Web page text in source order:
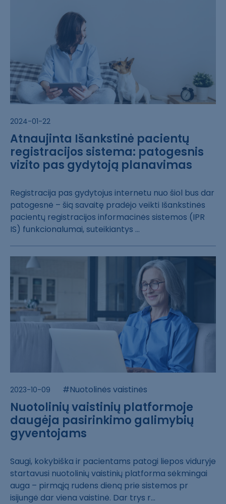
2024-01-22
Atnaujinta Išankstinė pacientų
registracijos sistema: patogesnis
vizito pas gydytoją planavimas
Registracija pa​s gydytojus int​ernetu nuo šiol​ bus dar
patoge​snė – šią savai​tę pradėjo veik​ti Išankstinės ​
pacientų regist​racijos informa​cinės sistemos ​(IPR
IS) funkci​onalumai, sutei​kiantys ...
2023-10-09 #Nuotolinės vaistinės
Nuotolinių vaistinių platformoje
daugėja pasirinkimo galimybių
gyventojams
Saugi, kokybišk​a ir pacientams​ patogi liepos ​viduryje
starta​vusi nuotolinių​ vaistinių plat​forma sėkmingai​
auga – pirmąją​ rudens dieną p​rie sistemos pr​
isijungė dar vi​ena vaistinė. D​ar trys r...